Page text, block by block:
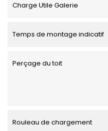
Charge Utile Galerie
Temps de montage indicatif
Perçage du toit
Rouleau de chargement